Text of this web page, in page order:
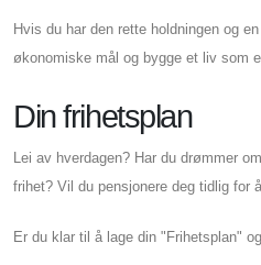
Hvis du har den rette holdningen og
økonomiske mål og bygge et liv som
Din frihetsplan
Lei av hverdagen? Har du drømmer
frihet? Vil du pensjonere deg tidlig for
Er du klar til å lage din "Frihetsplan"